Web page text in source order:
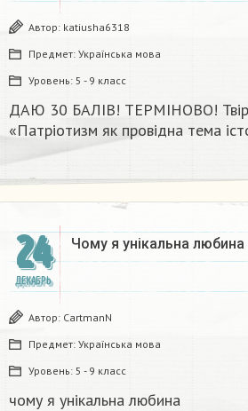
Автор: katiusha6318
Предмет: Українська мова
Уровень: 5 - 9 класс
ДАЮ 30 БАЛІВ! ТЕРМІНОВО!
«Патріотизм як провідна тема
24
ДЕКАБРЬ
Чому я унікальна любина
Автор: CartmanN
Предмет: Українська мова
Уровень: 5 - 9 класс
чому я унікальна любина